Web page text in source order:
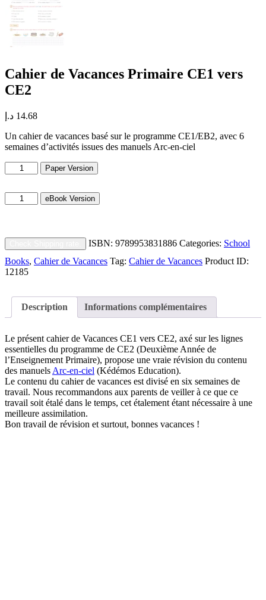
Cahier de Vacances Primaire CE1 vers
CE2
14.68 د.إ
Un cahier de vacances basé sur le programme CE1/EB2, avec 6
semaines d’activités issues des manuels Arc-en-ciel
Cahier
de
Primaire
quantity
Paper Version
Cahier
de
CE1
vers
CE2
quantity
eBook Version
ISBN: 9789953831886 Categories: School
Books, Cahier de Vacances Tag: Cahier de Vacances Product ID:
12185
Description Informations complémentaires
Le présent cahier de Vacances CE1 vers CE2, axé sur les lignes
essentielles du programme de CE2 (Deuxième Année de
l’Enseignement Primaire), propose une vraie révision du contenu
des manuels Arc-en-ciel (Kédémos Education).
Le contenu du cahier de vacances est divisé en six semaines de
travail. Nous recommandons aux parents de veiller à ce que ce
travail soit étalé dans le temps, cet étalement étant nécessaire à une
meilleure assimilation.
Bon travail de révision et surtout, bonnes vacances !